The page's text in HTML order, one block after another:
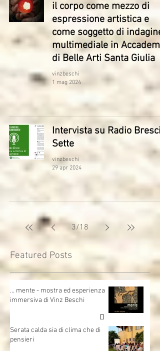
il corpo come mezzo di
espressione artistica e
come soggetto di indagine
multimediale in
di Belle Arti Santa Giulia
vinzbeschi
1 mag 2024
Intervista su Radio Brescia
Sette
vinzbeschi
29 apr 2024
3/18
Featured Posts
… mente - mostra ed esperienza
immersiva di Vinz Beschi
Serata calda sia di clima che di
pensieri